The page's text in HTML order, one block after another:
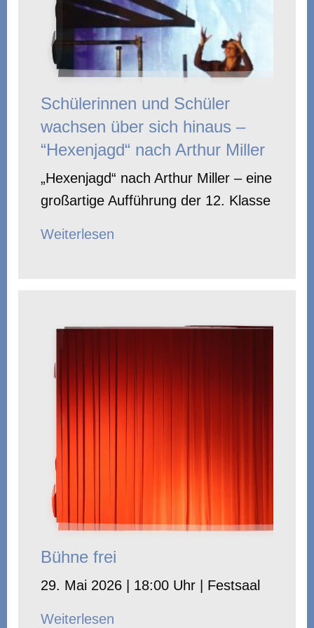
Schülerinnen und Schüler
wachsen über sich hinaus –
“Hexenjagd“ nach Arthur Miller
„Hexenjagd“ nach Arthur Miller – eine
großartige Aufführung der 12. Klasse
Weiterlesen
Bühne frei
29. Mai 2026 | 18:00 Uhr | Festsaal
Weiterlesen